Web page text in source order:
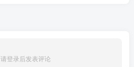
请登录后发表评论